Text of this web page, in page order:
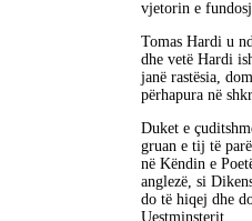
vjetorin e
Tomas Hardi u
dhe vetë Hardi
janë rastësia,
përhapura në
Duket e
gruan e tij të
në Këndin e
anglezë, si
do të hiqej dhe
Uestminsterit.